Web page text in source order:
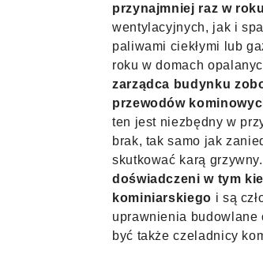
przynajmniej raz w
wentylacyjnych, jak i
paliwami ciekłymi lub
roku w domach
zarządca budynku
przewodów
ten jest niezbędny w
brak, tak samo jak
skutkować karą grzywny.
doświadczeni w tym
kominiarskiego i są
uprawnienia budowlane
być także czeladnicy